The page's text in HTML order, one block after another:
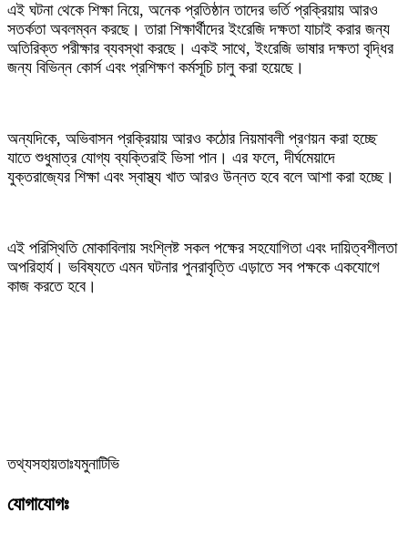
‎এই ঘটনা থেকে শিক্ষা নিয়ে, অনেক প্রতিষ্ঠান তাদের ভর্তি প্রক্রিয়ায় আরও
সতর্কতা অবলম্বন করছে। তারা শিক্ষার্থীদের ইংরেজি দক্ষতা যাচাই করার জন্য
অতিরিক্ত পরীক্ষার ব্যবস্থা করছে। একই সাথে, ইংরেজি ভাষার দক্ষতা বৃদ্ধির
জন্য বিভিন্ন কোর্স এবং প্রশিক্ষণ কর্মসূচি চালু করা হয়েছে।
‎অন্যদিকে, অভিবাসন প্রক্রিয়ায় আরও কঠোর নিয়মাবলী প্রণয়ন করা হচ্ছে
যাতে শুধুমাত্র যোগ্য ব্যক্তিরাই ভিসা পান। এর ফলে, দীর্ঘমেয়াদে
যুক্তরাজ্যের শিক্ষা এবং স্বাস্থ্য খাত আরও উন্নত হবে বলে আশা করা হচ্ছে।
‎এই পরিস্থিতি মোকাবিলায় সংশ্লিষ্ট সকল পক্ষের সহযোগিতা এবং দায়িত্বশীলতা
অপরিহার্য। ভবিষ্যতে এমন ঘটনার পুনরাবৃত্তি এড়াতে সব পক্ষকে একযোগে
কাজ করতে হবে।
‎তথ্যসহায়তাঃযমুনাটিভি
যোগাযোগঃ